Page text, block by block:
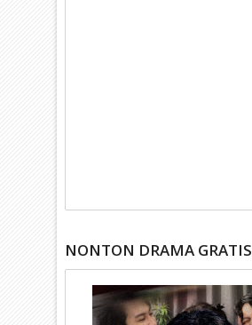
NONTON DRAMA GRATIS